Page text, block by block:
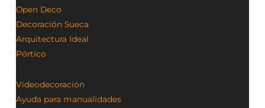
Open Deco
Decoración Sueca
Arquitectura Ideal
Pórtico
Videodecoración
Ayuda para manualidades